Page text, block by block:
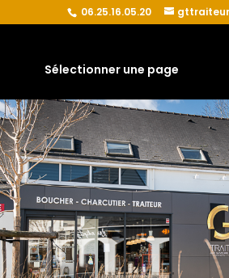
06.25.16.05.20
Sélectionner une page